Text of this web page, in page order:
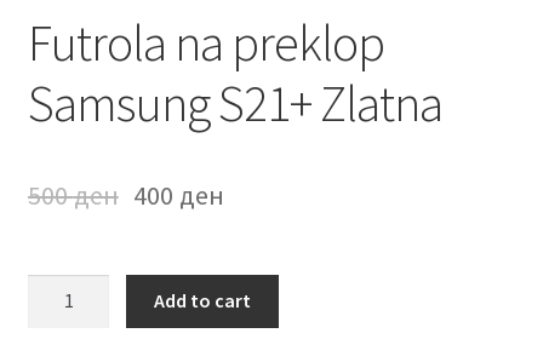
Futrola na preklop
Samsung S21+ Zlatna
500ден 400 ден
Add to cart